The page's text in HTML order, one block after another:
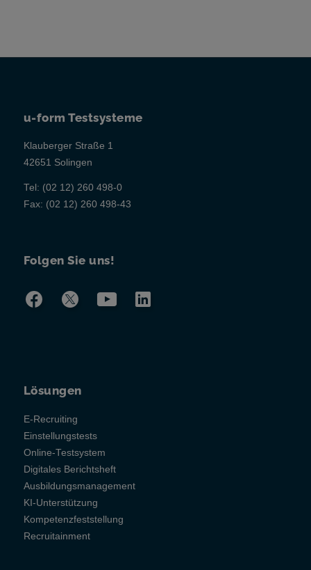
u-form Testsysteme
Klauberger Straße 1
42651 Solingen
Tel: (02 12) 260 498-0
Fax: (02 12) 260 498-43
Folgen Sie uns!
Lösungen
E-Recruiting
Einstellungstests
Online-Testsystem
Digitales Berichtsheft
Ausbildungsmanagement
KI-Unterstützung
Kompetenzfeststellung
Recruitainment